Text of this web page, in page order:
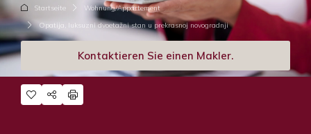
Startseite
Wohnung/Appartement
Opatija, luksuzni dvoetažni stan u prekrasnoj novogradnji
Kontaktieren Sie einen Makler.